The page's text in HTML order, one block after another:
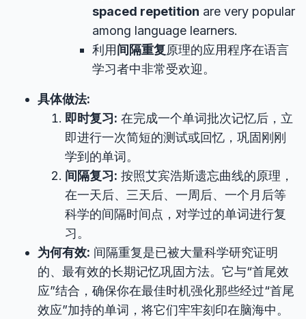
spaced repetition are very popular
among language learners.
利用间隔重复原理的应用程序在语言
学习者中非常受欢迎。
具体做法:
即时复习: 在完成一个单词批次记忆后，立
即进行一次简短的测试或回忆，巩固刚刚
学到的单词。
间隔复习: 按照艾宾浩斯遗忘曲线的原理，
在一天后、三天后、一周后、一个月后等
科学的间隔时间点，对学过的单词进行复
习。
为何有效: 间隔重复是已被大量科学研究证明
的、最有效的长期记忆巩固方法。它与“首尾效
应”结合，确保你在最佳时机强化那些经过“首尾
效应”加持的单词，将它们牢牢刻印在脑海中。